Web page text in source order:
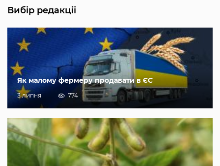
Вибір редакції
Як малому фермеру продавати в ЄС
3 липня 774